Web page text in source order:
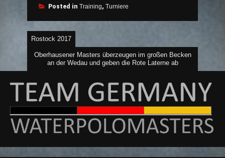
Posted in Training, Turniere
Beitragsnavigation
Rostock 2017
Oberhausener Masters überzeugen im großen Becken
an der Wedau und geben die Rote Laterne ab